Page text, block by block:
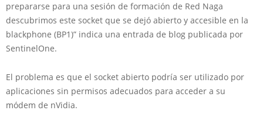
prepararse para una sesión de formación de Red Naga
descubrimos este socket que se dejó abierto y accesible en la
blackphone (BP1)” indica una entrada de blog publicada por
SentinelOne.
El problema es que el socket abierto podría ser utilizado por
aplicaciones sin permisos adecuados para acceder a su
módem de nVidia.